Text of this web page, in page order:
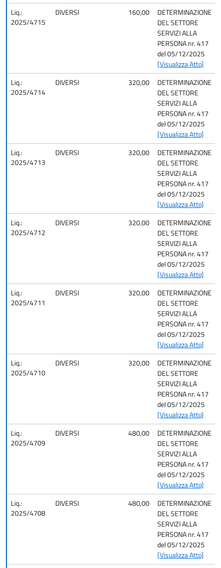
Liq.:
2025/4715
DIVERSI 160,00
DETERMINAZIONE
DEL SETTORE
SERVIZI ALLA
PERSONA nr. 417
del 05/12/2025
[Visualizza Atto]
Liq.:
2025/4714
DIVERSI 320,00
DETERMINAZIONE
DEL SETTORE
SERVIZI ALLA
PERSONA nr. 417
del 05/12/2025
[Visualizza Atto]
Liq.:
2025/4713
DIVERSI 320,00
DETERMINAZIONE
DEL SETTORE
SERVIZI ALLA
PERSONA nr. 417
del 05/12/2025
[Visualizza Atto]
Liq.:
2025/4712
DIVERSI 320,00
DETERMINAZIONE
DEL SETTORE
SERVIZI ALLA
PERSONA nr. 417
del 05/12/2025
[Visualizza Atto]
Liq.:
2025/4711
DIVERSI 320,00
DETERMINAZIONE
DEL SETTORE
SERVIZI ALLA
PERSONA nr. 417
del 05/12/2025
[Visualizza Atto]
Liq.:
2025/4710
DIVERSI 320,00
DETERMINAZIONE
DEL SETTORE
SERVIZI ALLA
PERSONA nr. 417
del 05/12/2025
[Visualizza Atto]
Liq.:
2025/4709
DIVERSI 480,00
DETERMINAZIONE
DEL SETTORE
SERVIZI ALLA
PERSONA nr. 417
del 05/12/2025
[Visualizza Atto]
Liq.:
2025/4708
DIVERSI 480,00
DETERMINAZIONE
DEL SETTORE
SERVIZI ALLA
PERSONA nr. 417
del 05/12/2025
[Visualizza Atto]